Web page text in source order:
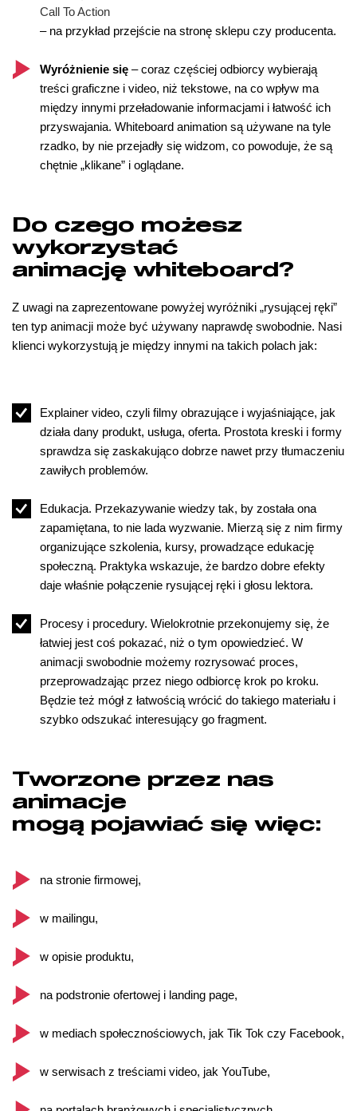
Call To Action
– na przykład przejście na stronę sklepu czy producenta.
Wyróżnienie się – coraz częściej odbiorcy wybierają
treści graficzne i video, niż tekstowe, na co wpływ ma
między innymi przeładowanie informacjami i łatwość ich
przyswajania. Whiteboard animation są używane na tyle
rzadko, by nie przejadły się widzom, co powoduje, że są
chętnie „klikane” i oglądane.
Do czego możesz
wykorzystać
animację whiteboard?
Z uwagi na zaprezentowane powyżej wyróżniki „rysującej ręki”
ten typ animacji może być używany naprawdę swobodnie. Nasi
klienci wykorzystują je między innymi na takich polach jak:
Explainer video, czyli filmy obrazujące i wyjaśniające, jak
działa dany produkt, usługa, oferta. Prostota kreski i formy
sprawdza się zaskakująco dobrze nawet przy tłumaczeniu
zawiłych problemów.
Edukacja. Przekazywanie wiedzy tak, by została ona
zapamiętana, to nie lada wyzwanie. Mierzą się z nim firmy
organizujące szkolenia, kursy, prowadzące edukację
społeczną. Praktyka wskazuje, że bardzo dobre efekty
daje właśnie połączenie rysującej ręki i głosu lektora.
Procesy i procedury. Wielokrotnie przekonujemy się, że
łatwiej jest coś pokazać, niż o tym opowiedzieć. W
animacji swobodnie możemy rozrysować proces,
przeprowadzając przez niego odbiorcę krok po kroku.
Będzie też mógł z łatwością wrócić do takiego materiału i
szybko odszukać interesujący go fragment.
Tworzone przez nas
animacje
mogą pojawiać się więc:
na stronie firmowej,
w mailingu,
w opisie produktu,
na podstronie ofertowej i landing page,
w mediach społecznościowych, jak Tik Tok czy Facebook,
w serwisach z treściami video, jak YouTube,